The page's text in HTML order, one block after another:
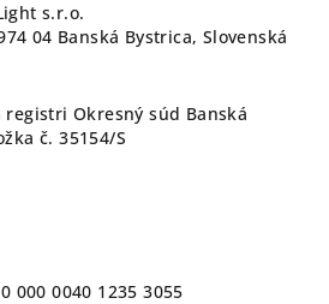
s.r.o.
04 Banská Bystrica, Slovenská
Okresný súd Banská
č. 35154/S
000 0040 1235 3055